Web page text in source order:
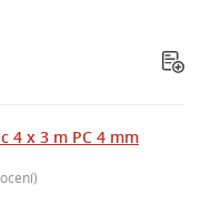
4 x 3 m PC 4 mm